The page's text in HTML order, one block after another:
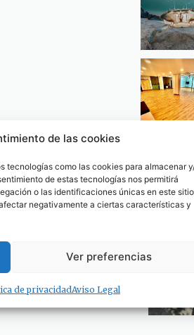
de las cookies
tecnologías como las cookies para almacenar
de estas tecnologías nos permitirá
o las identificaciones únicas en este
negativamente a ciertas características y
Ver preferencias
de privacidadAviso Legal